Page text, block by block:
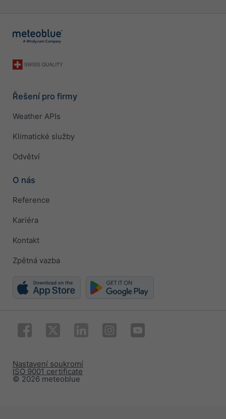
Řešení pro firmy
Weather APIs
Klimatické služby
Odvětví
O nás
Reference
Kariéra
Kontakt
Zpětná vazba
© 2026 meteoblue
ISO 9001 certificate
Nastavení soukromí